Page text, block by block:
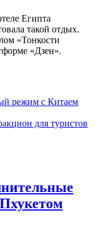
Египта
такой отдых.
«Тонкости
«Дзен».
режим с Китаем
для туристов